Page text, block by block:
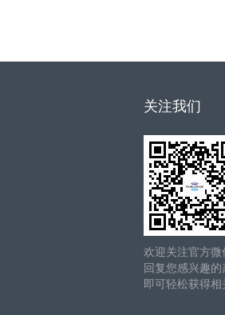
关注我们
欢迎关注官方微
回复您感兴趣的
即可轻松获得相